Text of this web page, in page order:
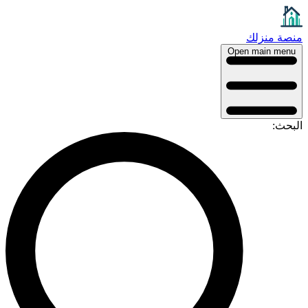
منصة منزلك
Open main menu
البحث: